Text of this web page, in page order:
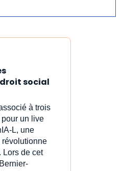
social
à trois
un live
une
Lors de cet